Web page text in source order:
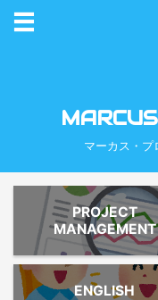
マーカス・プ
PROJECT
MANAGEMENT
ENGLISH